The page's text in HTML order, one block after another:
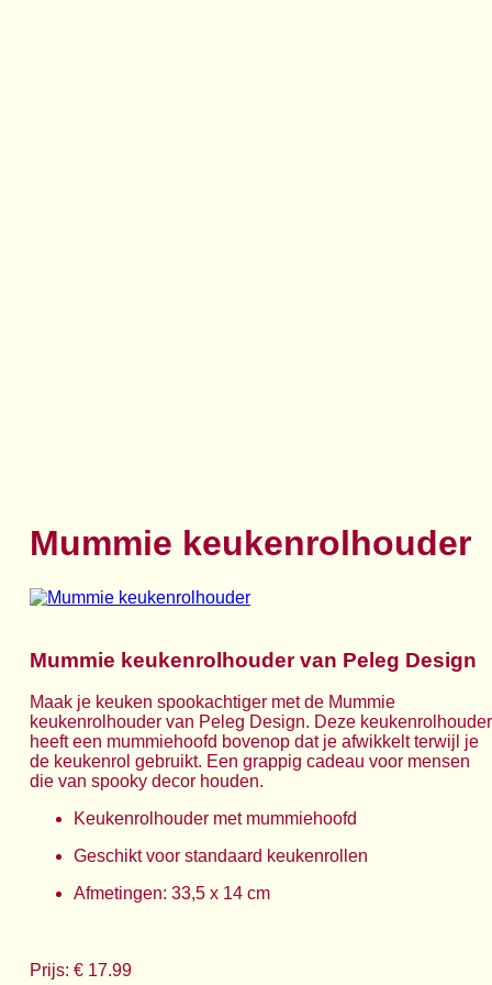
Mummie keukenrolhouder
Mummie keukenrolhouder van Peleg Design
Maak je keuken spookachtiger met de Mummie
keukenrolhouder van Peleg Design. Deze keukenrolhouder
heeft een mummiehoofd bovenop dat je afwikkelt terwijl je
de keukenrol gebruikt. Een grappig cadeau voor mensen
die van spooky decor houden.
Keukenrolhouder met mummiehoofd
Geschikt voor standaard keukenrollen
Afmetingen: 33,5 x 14 cm
Prijs: € 17.99